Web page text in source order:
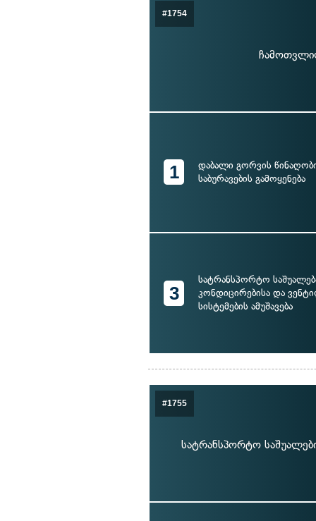
#1754
1
დაბალი გორვის
საბურავების გამოყენება
3
სატრანსპორტო
კონდიცირებისა და
სისტემების ამუშავება
#1755
სატრანსპორტო